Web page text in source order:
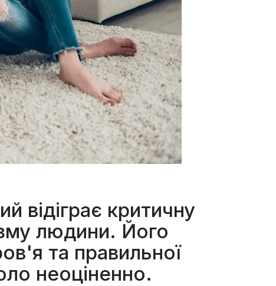
відіграє критичну
людини. Його
та правильної
неоціненно.